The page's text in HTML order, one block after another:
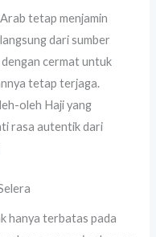
tetap menjamin
dari sumber
cermat untuk
tetap terjaga.
oleh Haji yang
rasa autentik dari
hanya terbatas pada